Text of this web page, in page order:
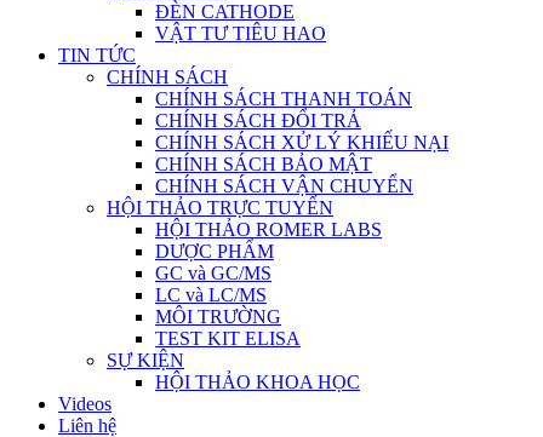
ĐÈN CATHODE
VẬT TƯ TIÊU HAO
TIN TỨC
CHÍNH SÁCH
CHÍNH SÁCH THANH TOÁN
CHÍNH SÁCH ĐỔI TRẢ
CHÍNH SÁCH XỬ LÝ KHIẾU NẠI
CHÍNH SÁCH BẢO MẬT
CHÍNH SÁCH VẬN CHUYỂN
HỘI THẢO TRỰC TUYẾN
HỘI THẢO ROMER LABS
DƯỢC PHẨM
GC và GC/MS
LC và LC/MS
MÔI TRƯỜNG
TEST KIT ELISA
SỰ KIỆN
HỘI THẢO KHOA HỌC
Videos
Liên hệ